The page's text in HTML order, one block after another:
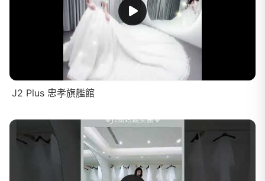
J2 Plus 忠孝旗艦館